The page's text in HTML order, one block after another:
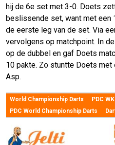
hij de 6e set met 3-0. Doets
beslissende set, want met een
de eerste leg van de set. Via
vervolgens op matchpoint. In
op de dubbel en gaf Doets
10 pakte. Zo stuntte Doets met
Asp.
World Championship Darts PDC
PDC World Championship Darts